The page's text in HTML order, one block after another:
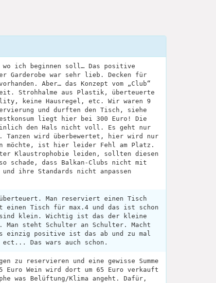
ich beginnen soll… Das positive
Garderobe war sehr lieb. Decken für
Aber… das Konzept vom „Club“
Strohhalme aus Plastik, überteuerte
keine Hausregel, etc. Wir waren 9
und durften den Tisch, siehe
liegt hier bei 300 Euro! Die
den Hals nicht voll. Es geht nur
Tanzen wird überbewertet, hier wird nur
möchte, ist hier leider Fehl am Platz.
Klaustrophobie leiden, sollten diesen
schade, dass Balkan-Clubs nicht mit
ihre Standards nicht anpassen
Man reserviert einen Tisch
einen Tisch für max.4 und das ist schon
klein. Wichtig ist das der kleine
steht Schulter an Schulter. Macht
einzig positive ist das ab und zu mal
ect... Das wars auch schon.
zu reservieren und eine gewisse Summe
Euro Wein wird dort um 65 Euro verkauft
was Belüftung/Klima angeht. Dafür,